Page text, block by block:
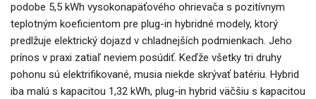
podobe 5,5 kWh vysokonapäťového ohrievača s pozitívnym
teplotným koeficientom pre plug-in hybridné modely, ktorý
predlžuje elektrický dojazd v chladnejších podmienkach. Jeho
prínos v praxi zatiaľ neviem posúdiť. Keďže všetky tri druhy
pohonu sú elektrifikované, musia niekde skrývať batériu. Hybrid
iba malú s kapacitou 1,32 kWh, plug-in hybrid väčšiu s kapacitou